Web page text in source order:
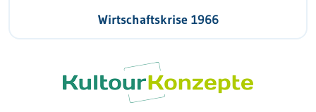
Wirtschaftskrise 1966